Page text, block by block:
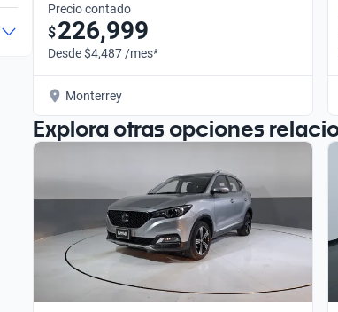
Precio contado
$226,999
Desde $4,487 /mes*
Monterrey
Explora otras opciones